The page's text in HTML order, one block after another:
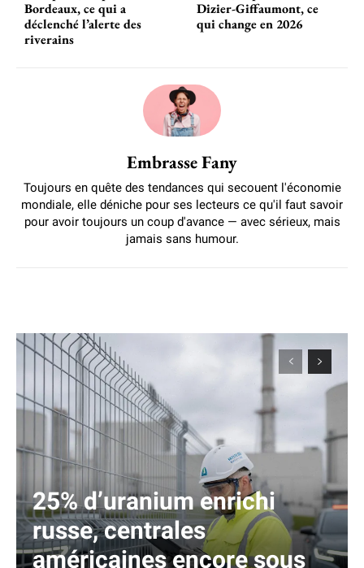
Bordeaux, ce qui a
déclenché l’alerte des
riverains
Dizier-Giffaumont, ce
qui change en 2026
Embrasse Fany
Toujours en quête des tendances qui secouent l'économie
mondiale, elle déniche pour ses lecteurs ce qu'il faut savoir
pour avoir toujours un coup d'avance — avec sérieux, mais
jamais sans humour.
25% d’uranium enrichi
russe, centrales
américaines encore sous